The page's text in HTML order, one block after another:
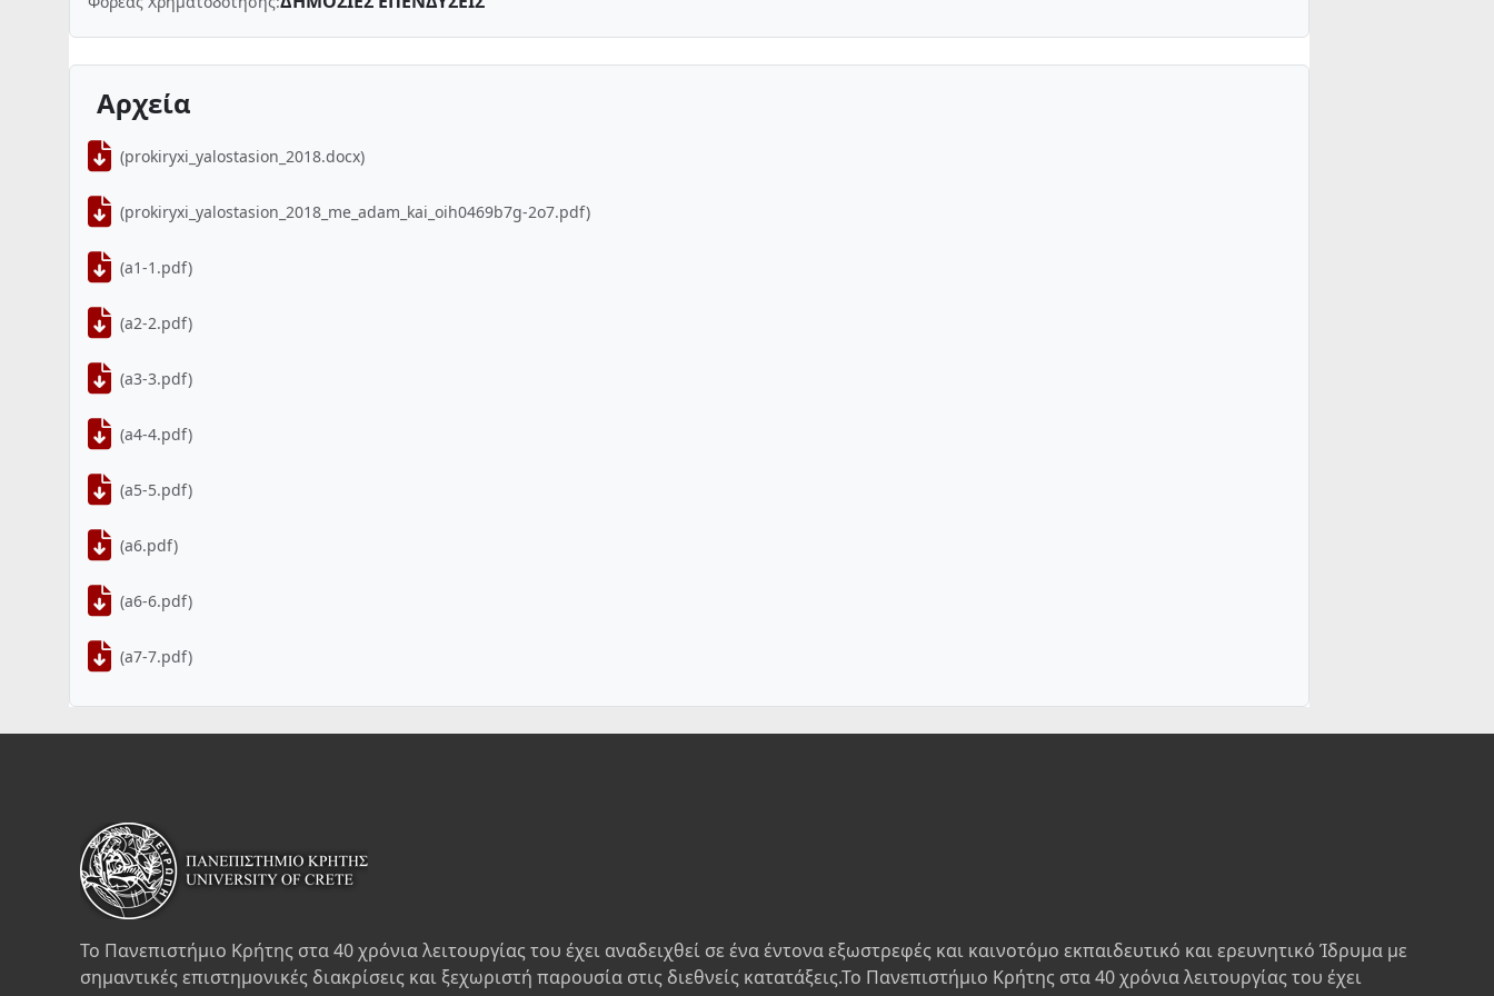
Αρχεία
(prokiryxi_yalostasion_2018.docx)
(prokiryxi_yalostasion_2018_me_adam_kai_oih0469b7g-2o7.pdf)
(a1-1.pdf)
(a2-2.pdf)
(a3-3.pdf)
(a4-4.pdf)
(a5-5.pdf)
(a6.pdf)
(a6-6.pdf)
(a7-7.pdf)
Το Πανεπιστήμιο Κρήτης στα 40 χρόνια λειτουργίας του έχει αναδειχθεί σε ένα έντονα εξωστρεφές και καινοτόμο εκπαιδευτικό και ερευνητικό Ίδρυμα με
σημαντικές επιστημονικές διακρίσεις και ξεχωριστή παρουσία στις διεθνείς κατατάξεις.Το Πανεπιστήμιο Κρήτης στα 40 χρόνια λειτουργίας του έχει